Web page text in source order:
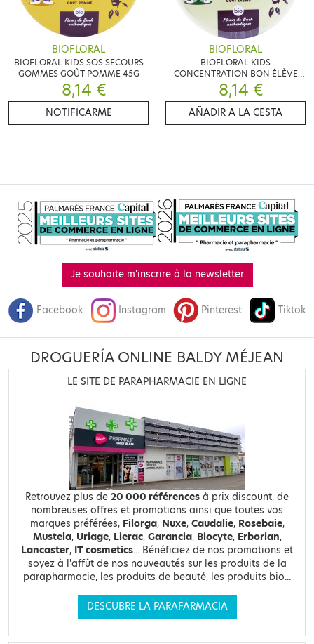
BIOFLORAL
BIOFLORAL KIDS SOS SECOURS
GOMMES GOÛT POMME 45G
8,14 €
NOTIFICARME
BIOFLORAL
BIOFLORAL KIDS
CONCENTRATION BON ÉLÈVE
GOMMES GOÛT CASSIS 45G
8,14 €
AÑADIR A LA CESTA
Je souhaite m'inscrire à la newsletter
Facebook Instagram Pinterest Tiktok
DROGUERÍA ONLINE BALDY MÉJEAN
LE SITE DE PARAPHARMACIE EN LIGNE
Retrouvez plus de 20 000 références à prix discount, de
nombreuses offres et promotions ainsi que toutes vos
marques préférées, Filorga, Nuxe, Caudalie, Rosebaie,
Mustela, Uriage, Lierac, Garancia, Biocyte, Erborian,
Lancaster, IT cosmetics... Bénéficiez de nos promotions et
soyez à l'affût de nos nouveautés sur les produits de la
parapharmacie, les produits de beauté, les produits bio...
DESCUBRE LA PARAFARMACIA